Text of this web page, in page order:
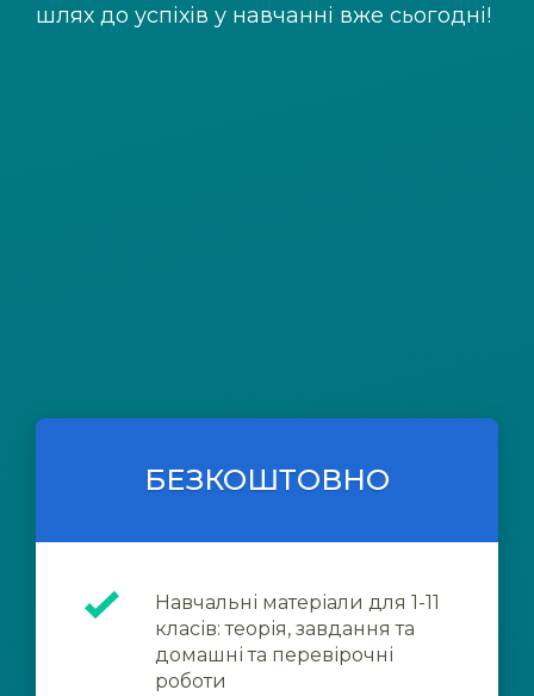
шлях до успіхів у навчанні вже сьогодні!
БЕЗКОШТОВНО
Навчальні матеріали для 1-11
класів: теорія, завдання та
домашні та перевірочні
роботи